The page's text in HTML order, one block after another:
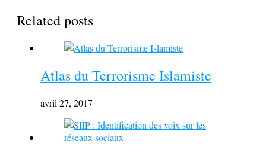
Related posts
Atlas du Terrorisme Islamiste
avril 27, 2017